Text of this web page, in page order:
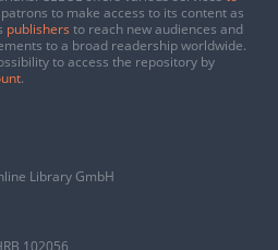
to make access to its content as
publishers to reach new audiences and
to a broad readership worldwide.
to access the repository by
.
Library GmbH